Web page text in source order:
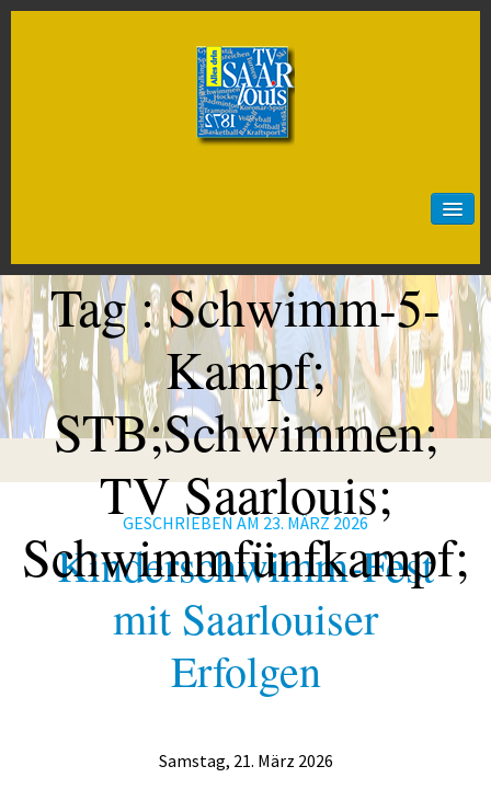
Sportarten
Artistik
Badminton
Baseball
Basketball
Gesundheit
Aqua-Jogging
Lungensport – REHA
Tag :Schwimm-5-
Kampf;
STB;Schwimmen;
TV Saarlouis;
Schwimmfünfkampf;
GESCHRIEBEN AM 23. MÄRZ 2026
Kinderschwimm-Fest
mit Saarlouiser
Erfolgen
Samstag, 21. März 2026